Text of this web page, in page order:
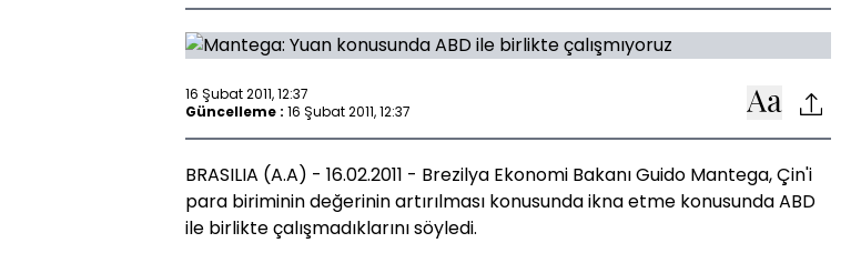
16 Şubat 2011, 12:37
Güncelleme : 16 Şubat 2011, 12:37
BRASILIA (A.A) - 16.02.2011 - Brezilya Ekonomi Bakanı Guido Mantega, Çin'i
para biriminin değerinin artırılması konusunda ikna etme konusunda ABD
ile birlikte çalışmadıklarını söyledi.